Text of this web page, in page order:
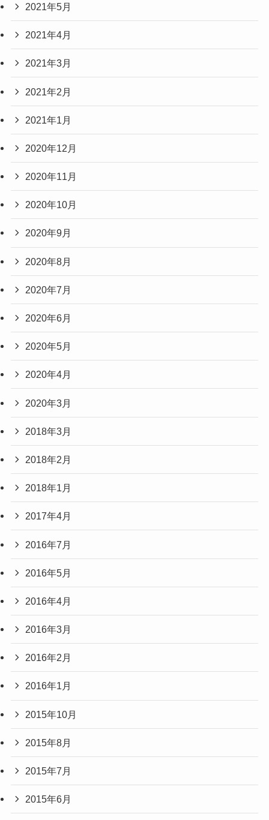
2021年5月
2021年4月
2021年3月
2021年2月
2021年1月
2020年12月
2020年11月
2020年10月
2020年9月
2020年8月
2020年7月
2020年6月
2020年5月
2020年4月
2020年3月
2018年3月
2018年2月
2018年1月
2017年4月
2016年7月
2016年5月
2016年4月
2016年3月
2016年2月
2016年1月
2015年10月
2015年8月
2015年7月
2015年6月